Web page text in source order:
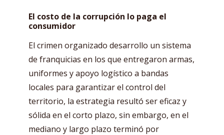
El costo de la corrupción lo paga el
consumidor
El crimen organizado desarrollo un sistema
de franquicias en los que entregaron armas,
uniformes y apoyo logístico a bandas
locales para garantizar el control del
territorio, la estrategia resultó ser eficaz y
sólida en el corto plazo, sin embargo, en el
mediano y largo plazo terminó por